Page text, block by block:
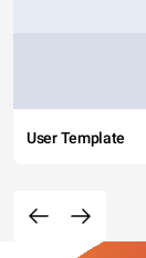
User Template